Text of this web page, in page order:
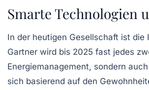
Smarte Technologien
In der heutigen Gesellschaft ist die
Gartner wird bis 2025 fast jedes
Energiemanagement, sondern
sich basierend auf den